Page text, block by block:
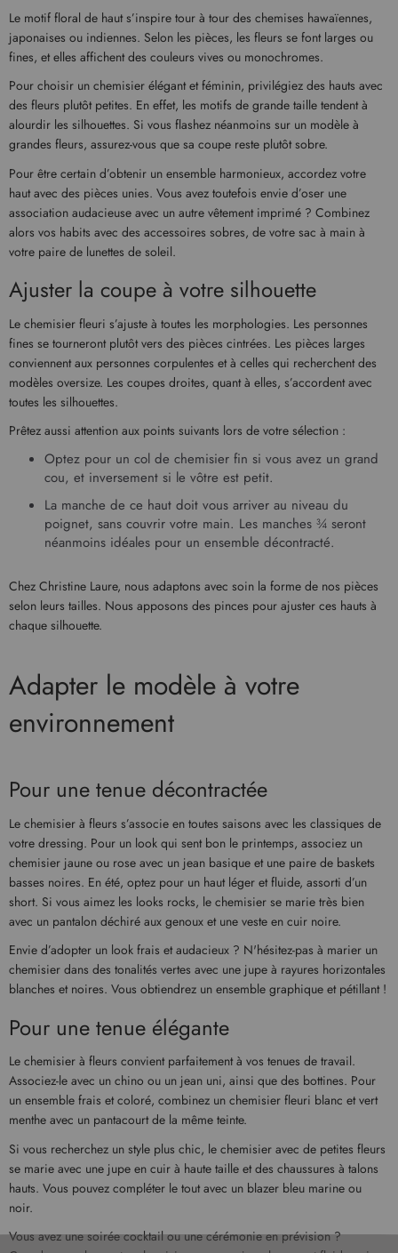
Le motif floral de haut s’inspire tour à tour des chemises hawaïennes,
japonaises ou indiennes. Selon les pièces, les fleurs se font larges ou
fines, et elles affichent des couleurs vives ou monochromes.
Pour choisir un chemisier élégant et féminin, privilégiez des hauts avec
des fleurs plutôt petites. En effet, les motifs de grande taille tendent à
alourdir les silhouettes. Si vous flashez néanmoins sur un modèle à
grandes fleurs, assurez-vous que sa coupe reste plutôt sobre.
Pour être certain d’obtenir un ensemble harmonieux, accordez votre
haut avec des pièces unies. Vous avez toutefois envie d’oser une
association audacieuse avec un autre vêtement imprimé ? Combinez
alors vos habits avec des accessoires sobres, de votre sac à main à
votre paire de lunettes de soleil.
Ajuster la coupe à votre silhouette
Le chemisier fleuri s’ajuste à toutes les morphologies. Les personnes
fines se tourneront plutôt vers des pièces cintrées. Les pièces larges
conviennent aux personnes corpulentes et à celles qui recherchent des
modèles oversize. Les coupes droites, quant à elles, s’accordent avec
toutes les silhouettes.
Prêtez aussi attention aux points suivants lors de votre sélection :
Optez pour un col de chemisier fin si vous avez un grand
cou, et inversement si le vôtre est petit.
La manche de ce haut doit vous arriver au niveau du
poignet, sans couvrir votre main. Les manches ¾ seront
néanmoins idéales pour un ensemble décontracté.
Chez Christine Laure, nous adaptons avec soin la forme de nos pièces
selon leurs tailles. Nous apposons des pinces pour ajuster ces hauts à
chaque silhouette.
Adapter le modèle à votre
environnement
Pour une tenue décontractée
Le chemisier à fleurs s’associe en toutes saisons avec les classiques de
votre dressing. Pour un look qui sent bon le printemps, associez un
chemisier jaune ou rose avec un jean basique et une paire de baskets
basses noires. En été, optez pour un haut léger et fluide, assorti d’un
short. Si vous aimez les looks rocks, le chemisier se marie très bien
avec un pantalon déchiré aux genoux et une veste en cuir noire.
Envie d’adopter un look frais et audacieux ? N'hésitez-pas à marier un
chemisier dans des tonalités vertes avec une jupe à rayures horizontales
blanches et noires. Vous obtiendrez un ensemble graphique et pétillant !
Pour une tenue élégante
Le chemisier à fleurs convient parfaitement à vos tenues de travail.
Associez-le avec un chino ou un jean uni, ainsi que des bottines. Pour
un ensemble frais et coloré, combinez un chemisier fleuri blanc et vert
menthe avec un pantacourt de la même teinte.
Si vous recherchez un style plus chic, le chemisier avec de petites fleurs
se marie avec une jupe en cuir à haute taille et des chaussures à talons
hauts. Vous pouvez compléter le tout avec un blazer bleu marine ou
noir.
Vous avez une soirée cocktail ou une cérémonie en prévision ?